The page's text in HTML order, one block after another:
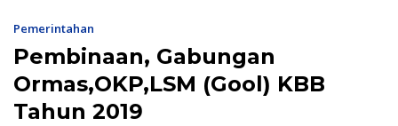
Pemerintahan
Pembinaan, Gabungan
Ormas,OKP,LSM (Gool) KBB
Tahun 2019